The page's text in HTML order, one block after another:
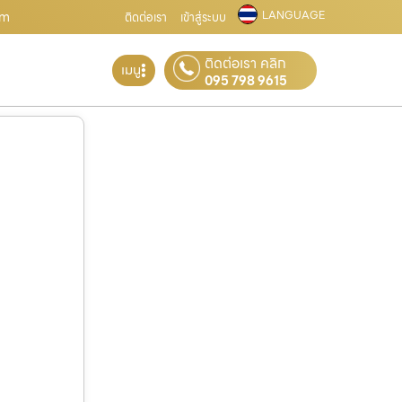
ติดต่อเรา เข้าสู่ระบบ LANGUAGE
เมนู ติดต่อเรา คลิก
095 798 9615